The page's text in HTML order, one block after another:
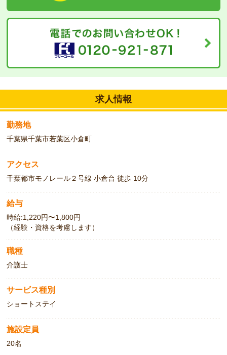
求人情報
勤務地
千葉県千葉市若葉区小倉町
アクセス
千葉都市モノレール２号線 小倉台 徒歩 10分
給与
時給:1,220円〜1,800円
（経験・資格を考慮します）
職種
介護士
サービス種別
ショートステイ
施設定員
20名